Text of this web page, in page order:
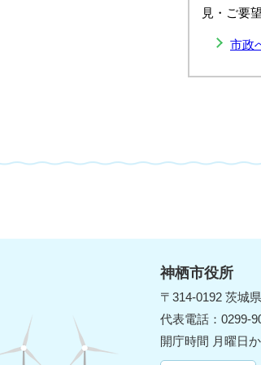
見・ご要
市政
神栖市役所
〒314-0192 茨城
代表電話：0299-
開庁時間 月曜日